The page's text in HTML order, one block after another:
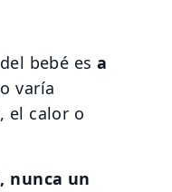
bebé esa
varía
el calor o
nunca un